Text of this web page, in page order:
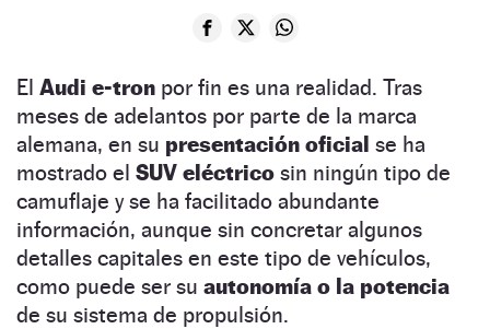
El Audi e-tron por fin es una realidad. Tras
meses de adelantos por parte de la marca
alemana, en su presentación oficial se ha
mostrado el SUV eléctrico sin ningún tipo de
camuflaje y se ha facilitado abundante
información, aunque sin concretar algunos
detalles capitales en este tipo de vehículos,
como puede ser su autonomía o la potencia
de su sistema de propulsión.